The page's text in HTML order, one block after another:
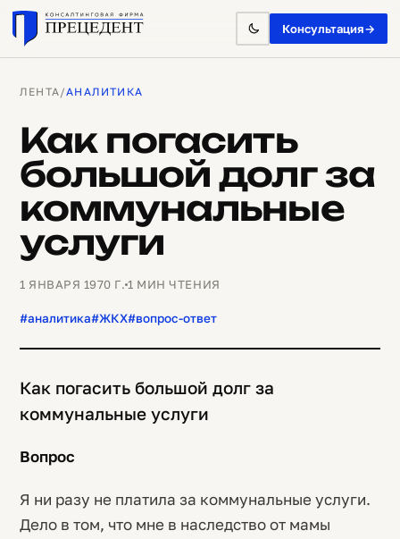
Консультация→
ЛЕНТА/АНАЛИТИКА
Как погасить
большой долг за
коммунальные
услуги
1 ЯНВАРЯ 1970 Г.1 МИН ЧТЕНИЯ
#аналитика#ЖКХ#вопрос-ответ
Как погасить большой долг за
коммунальные услуги
Вопрос
Я ни разу не платила за коммунальные услуги.
Дело в том, что мне в наследство от мамы